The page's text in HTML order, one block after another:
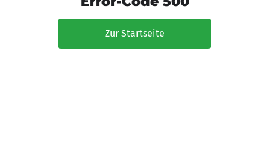
Zur Startseite